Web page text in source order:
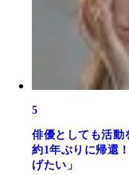
5
俳優としても活動
約1年ぶりに帰還
げたい」